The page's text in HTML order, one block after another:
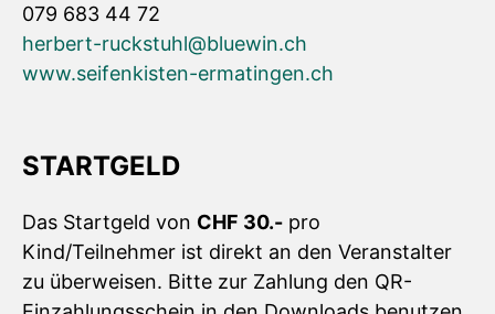
079 683 44 72
herbert-ruckstuhl@bluewin.ch
www.seifenkisten-ermatingen.ch
STARTGELD
Das Startgeld von CHF 30.- pro
Kind/Teilnehmer ist direkt an den Veranstalter
zu überweisen. Bitte zur Zahlung den QR-